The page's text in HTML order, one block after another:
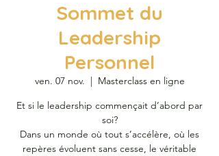
Sommet du
Leadership
Personnel
ven. 07 nov.
  |
Masterclass en ligne
Et si le leadership commençait d’abord par
soi?
Dans un monde où tout s’accélère, où les
repères évoluent sans cesse, le véritable